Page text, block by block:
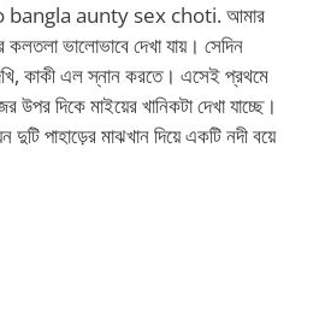
bangla aunty sex choti. আমার
কলতলা ভালোভাবে দেখা যায়। সেদিন
কাকী এল স্নান করতে। এসেই প্রথমে
দিকে মাইয়ের খানিকটা দেখা যাচ্ছে।
দুটি পাহাড়ের মাঝখান দিয়ে একটি নদী বয়ে